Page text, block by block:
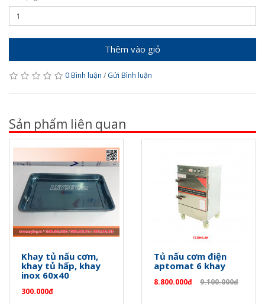
Thêm vào giỏ
0 Bình luận / Gửi Bình luận
Sản phẩm liên quan
Khay tủ nấu cơm,
khay tủ hấp, khay
inox 60x40
300.000đ
Tủ nấu cơm điện
aptomat 6 khay
8.800.000đ 9.100.000đ